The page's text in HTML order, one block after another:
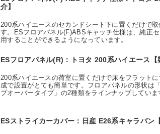
介】
200系ハイエースのセカンドシート下に置くだけで
す。ESフロアパネル(F)ABSキャッチ仕様は、純正
用することができるようになっています。
ESフロアパネル(R)：トヨタ 200系ハイエース【
200系ハイエースの荷室に置くだけで床をフラット
成で設置がとても簡単です。フロアパネルの形状は
プオーバータイプ」の2種類をラインナップしていま
ESストライカーカバー：日産 E26系キャラバン